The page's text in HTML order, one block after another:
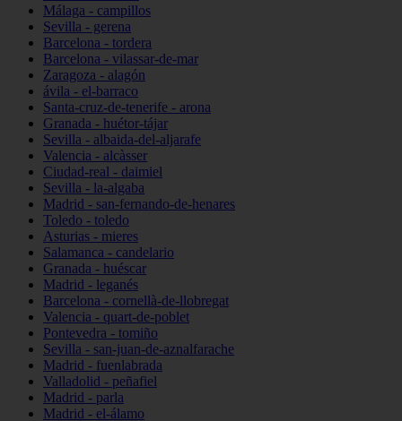
Málaga - campillos
Sevilla - gerena
Barcelona - tordera
Barcelona - vilassar-de-mar
Zaragoza - alagón
ávila - el-barraco
Santa-cruz-de-tenerife - arona
Granada - huétor-tájar
Sevilla - albaida-del-aljarafe
Valencia - alcàsser
Ciudad-real - daimiel
Sevilla - la-algaba
Madrid - san-fernando-de-henares
Toledo - toledo
Asturias - mieres
Salamanca - candelario
Granada - huéscar
Madrid - leganés
Barcelona - cornellà-de-llobregat
Valencia - quart-de-poblet
Pontevedra - tomiño
Sevilla - san-juan-de-aznalfarache
Madrid - fuenlabrada
Valladolid - peñafiel
Madrid - parla
Madrid - el-álamo